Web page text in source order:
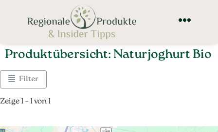
Produktübersicht: Naturjoghurt Bio
Filter
Zeige 1 – 1 von 1